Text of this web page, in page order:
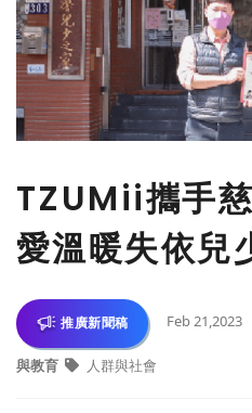
TZUMii攜手
愛溫暖失依兒
推廣新聞稿 Feb 21,2023
與教育 人群與社會